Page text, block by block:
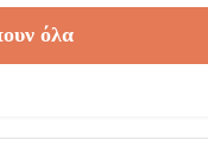
Compare
People
όλα